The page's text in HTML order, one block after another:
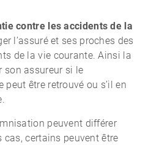
contre les accidents de la
l’assuré et ses proches des
de la vie courante. Ainsi la
son assureur si le
peut être retrouvé ou s’il en
peuvent différer
cas, certains peuvent être